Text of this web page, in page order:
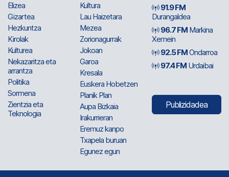
Elizea
Gizartea
Hezkuntza
Kirolak
Kulturea
Nekazaritza eta
arrantza
Politika
Sormena
Zientzia eta
Teknologia
Kultura
Lau Haizetara
Mezea
Zorionagurrak
Jokoan
Garoa
Kresala
Euskera Hobetzen
Planik Plan
Aupa Bizkaia
Irakurrieran
Eremuz kanpo
Txapela buruan
Egunez egun
91.9 FM
Durangaldea
96.7 FM Markina
Xemein
92.5 FMOndarroa
97.4 FM Urdaibai
Publizidadea